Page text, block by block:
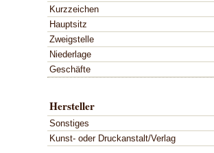
Kurzzeichen
Hauptsitz
Zweigstelle
Niederlage
Geschäfte
Hersteller
Sonstiges
Kunst- oder Druckanstalt/Verlag